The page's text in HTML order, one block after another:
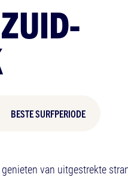
BESTE SURFPERIODE
van uitgestrekte